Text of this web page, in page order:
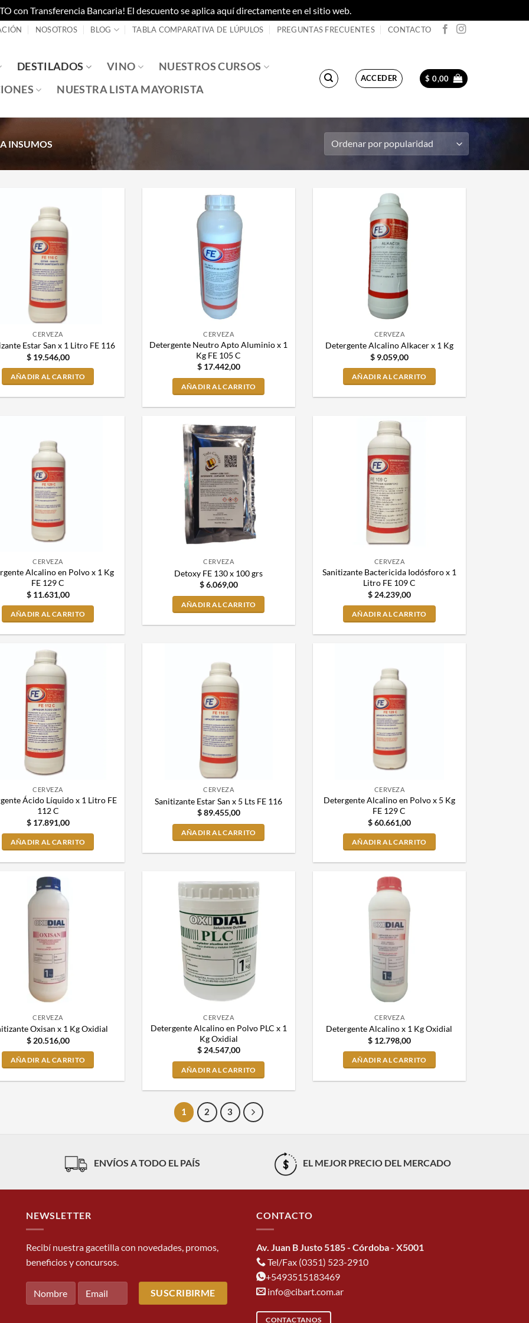
con Transferencia Bancaria! El descuento se aplica aquí directamente en el sitio web.
NOSOTROS BLOG TABLA COMPARATIVA DE LÚPULOS PREGUNTAS FRECUENTES CONTACTO
DESTILADOS VINO
NUESTROS CURSOS
NUESTRA LISTA MAYORISTA
ACCEDER $ 0,00
INSUMOS
CERVEZA
Estar San x 1 Litro FE 116
$19.546,00
AÑADIR AL CARRITO
CERVEZA
Detergente Neutro Apto Aluminio x 1
Kg FE 105 C
$17.442,00
AÑADIR AL CARRITO
CERVEZA
Detergente Alcalino Alkacer x 1 Kg
$9.059,00
AÑADIR AL CARRITO
CERVEZA
Alcalino en Polvo x 1 Kg
FE 129 C
$11.631,00
AÑADIR AL CARRITO
CERVEZA
Detoxy FE 130 x 100 grs
$6.069,00
AÑADIR AL CARRITO
CERVEZA
Sanitizante Bactericida Iodósforo x 1
Litro FE 109 C
$24.239,00
AÑADIR AL CARRITO
CERVEZA
Ácido Líquido x 1 Litro FE
112 C
$17.891,00
AÑADIR AL CARRITO
CERVEZA
Sanitizante Estar San x 5 Lts FE 116
$89.455,00
AÑADIR AL CARRITO
CERVEZA
Detergente Alcalino en Polvo x 5 Kg
FE 129 C
$60.661,00
AÑADIR AL CARRITO
CERVEZA
Oxisan x 1 Kg Oxidial
$20.516,00
AÑADIR AL CARRITO
CERVEZA
Detergente Alcalino en Polvo PLC x 1
Kg Oxidial
$24.547,00
AÑADIR AL CARRITO
CERVEZA
Detergente Alcalino x 1 Kg Oxidial
$12.798,00
AÑADIR AL CARRITO
1 2 3
ENVÍOS A TODO EL PAÍS EL MEJOR PRECIO DEL MERCADO
NEWSLETTER
Recibí nuestra gacetilla con novedades, promos,
beneficios y concursos.
CONTACTO
Av. Juan B Justo 5185 - Córdoba - X5001
Tel/Fax (0351) 523-2910
+5493515183469
info@cibart.com.ar
CONTACTANOS